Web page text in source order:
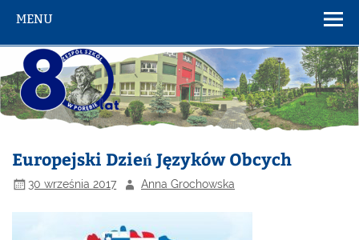
MENU
Europejski Dzień Języków Obcych
30 września 2017 Anna Grochowska